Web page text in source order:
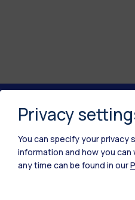
Polimi Community
Tutti i siti dell’ecosistema
Privacy
You can specify your privacy
information and how you
any time can be found in our